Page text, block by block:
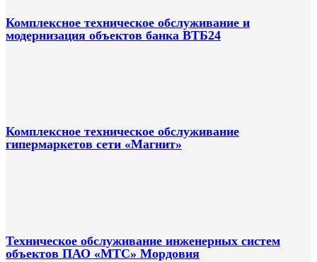
Комплексное техническое обслуживание и
модернизация объектов банка ВТБ24
Комплексное техническое обслуживание
гипермаркетов сети «Магнит»
Техническое обслуживание инженерных систем
объектов ПАО «МТС» Мордовия